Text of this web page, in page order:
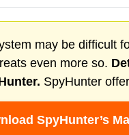
may be difficult
even more so.
SpyHunter
SpyHunter’s